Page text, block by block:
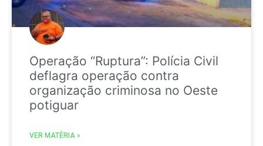
Operação “Ruptura”: Polícia Civil
deflagra operação contra
organização criminosa no Oeste
potiguar
VER MATÉRIA »